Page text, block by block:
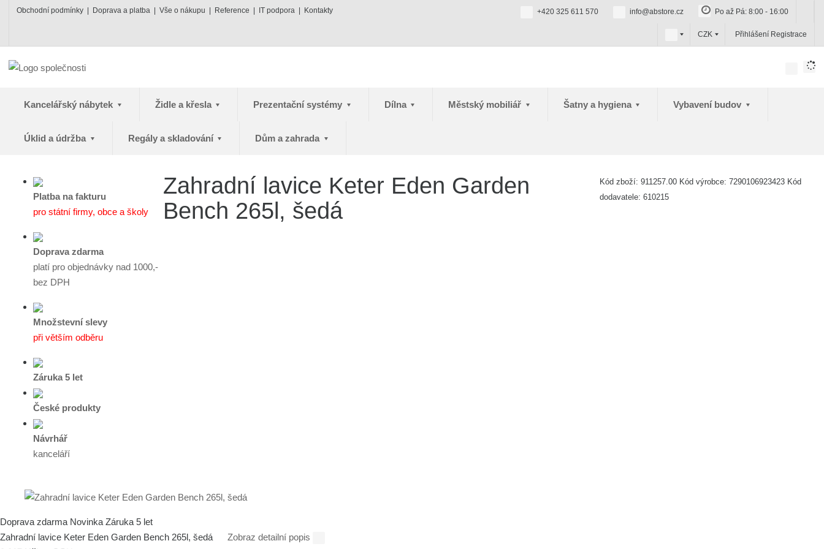
Obchodní podmínky Doprava a platba Vše o nákupu Reference IT podpora Kontakty +420 325 611 570 info@abstore.cz Po až Pá: 8:00 - 16:00
c
z
CZK Přihlášení Registrace
Kancelářský nábytek Židle a křesla Prezentační systémy Dílna Městský mobiliář Šatny a hygiena Vybavení budov
Úklid a údržba Regály a skladování Dům a zahrada
Platba na fakturu
pro státní firmy, obce a školy
Doprava zdarma
platí pro objednávky nad 1000,-
bez DPH
Množstevní slevy
při větším odběru
Záruka 5 let
České produkty
Návrhář
kanceláří
Zahradní lavice Keter Eden Garden
Bench 265l, šedá
Kód zboží: 911257.00 Kód výrobce: 7290106923423 Kód
dodavatele: 610215
Doprava zdarma Novinka Záruka 5 let
Zahradní lavice Keter Eden Garden Bench 265l, šedá Zobraz detailní popis